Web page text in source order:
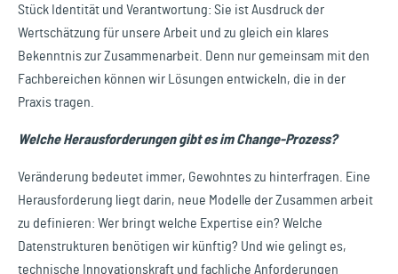
Stück Identität und Verantwortung: Sie ist Ausdruck der
Wertschätzung für unsere Arbeit und zu gleich ein klares
Bekenntnis zur Zusammenarbeit. Denn nur gemeinsam mit den
Fachbereichen können wir Lösungen entwickeln, die in der
Praxis tragen.
Welche Herausforderungen gibt es im Change-Prozess?
Veränderung bedeutet immer, Gewohntes zu hinterfragen. Eine
Herausforderung liegt darin, neue Modelle der Zusammen arbeit
zu definieren: Wer bringt welche Expertise ein? Welche
Datenstrukturen benötigen wir künftig? Und wie gelingt es,
technische Innovationskraft und fachliche Anforderungen